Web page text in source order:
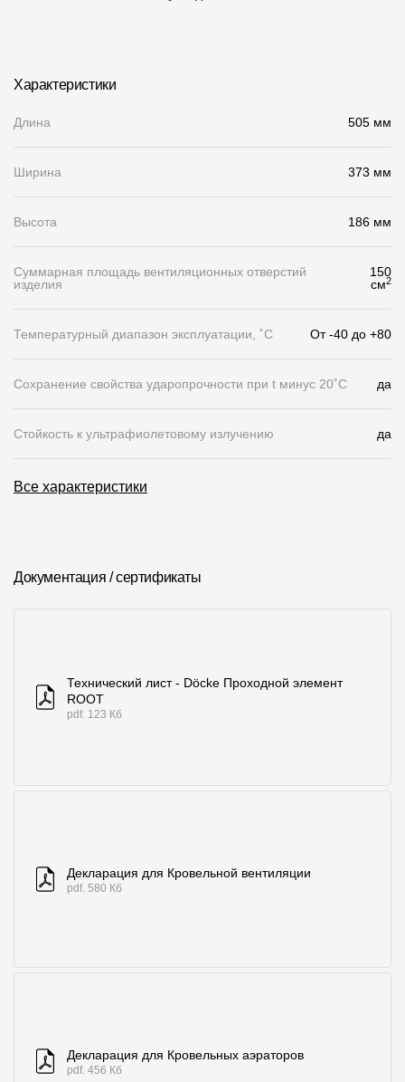
Фото объектов
Вопрос-ответ/Faq
Статьи
Сервисы
Конструктор
Цены
Компания
О компании
Награды
Вакансии
B2B
Алтайский край
125212, Россия, Москва, Головинское ш., д. 5, стр. 1
Характеристики
Длина 505 мм
Ширина 373 мм
Высота 186 мм
Суммарная площадь вентиляционных отверстий
изделия
150
см2
Температурный диапазон эксплуатации, ˚С От -40 до +80
Сохранение свойства ударопрочности при t минус 20˚C да
Стойкость к ультрафиолетовому излучению да
Все характеристики
Документация / сертификаты
Технический лист - Döcke Проходной элемент
ROOT
pdf. 123 Кб
Декларация для Кровельной вентиляции
pdf. 580 Кб
Декларация для Кровельных аэраторов
pdf. 456 Кб